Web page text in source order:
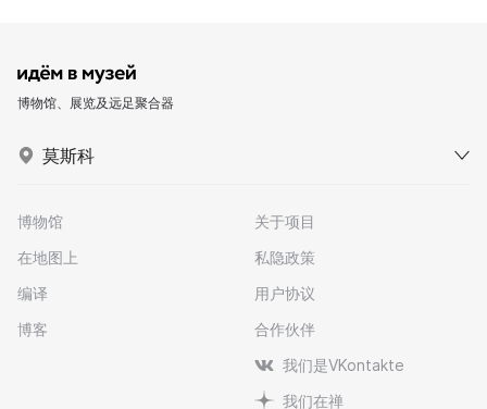
博物馆、展览及远足聚合器
莫斯科
博物馆
在地图上
编译
博客
关于项目
私隐政策
用户协议
合作伙伴
我们是VKontakte
我们在禅